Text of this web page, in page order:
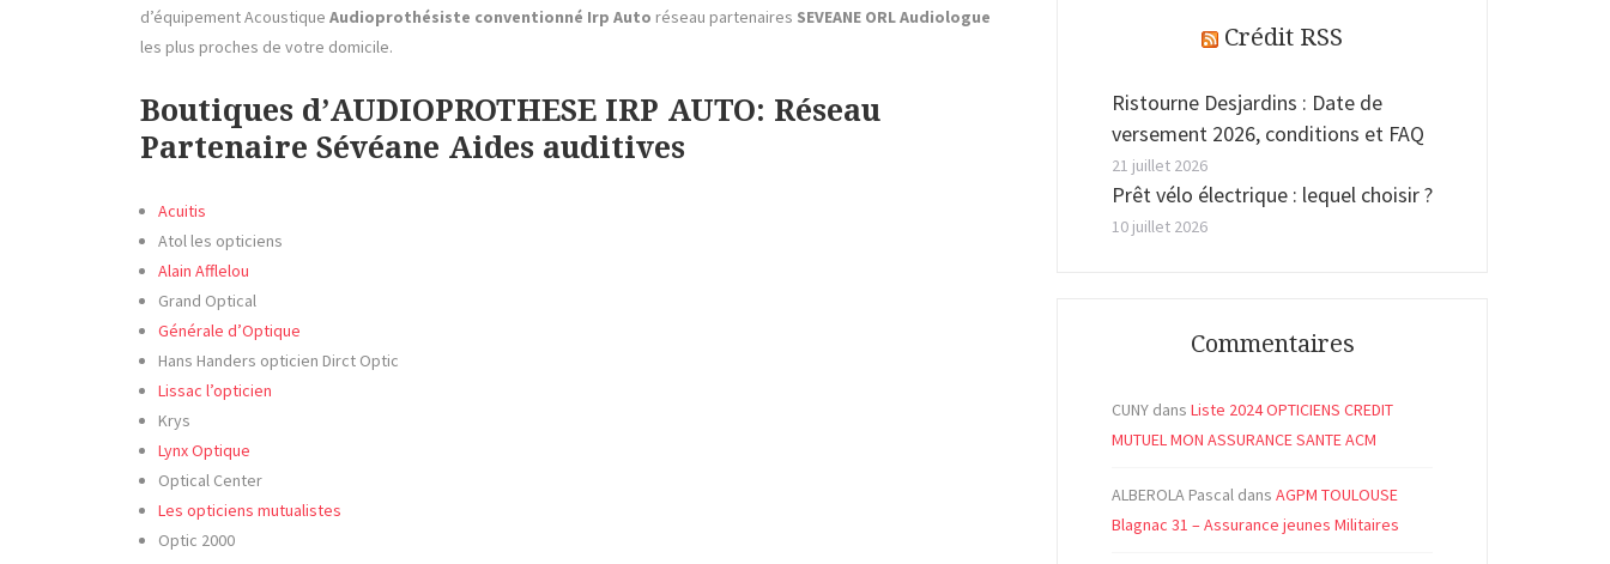
d’équipement Acoustique Audioprothésiste conventionné Irp Auto réseau partenaires SEVEANE ORL Audiologue
les plus proches de votre domicile.
Boutiques d’AUDIOPROTHESE IRP AUTO: Réseau
Partenaire Sévéane Aides auditives
Acuitis
Atol les opticiens
Alain Afflelou
Grand Optical
Générale d’Optique
Hans Handers opticien Dirct Optic
Lissac l’opticien
Krys
Lynx Optique
Optical Center
Les opticiens mutualistes
Optic 2000
Crédit RSS
Ristourne Desjardins : Date de
versement 2026, conditions et FAQ
21 juillet 2026
Prêt vélo électrique : lequel choisir ?
10 juillet 2026
Commentaires
CUNY dans Liste 2024 OPTICIENS CREDIT
MUTUEL MON ASSURANCE SANTE ACM
ALBEROLA Pascal dans AGPM TOULOUSE
Blagnac 31 – Assurance jeunes Militaires